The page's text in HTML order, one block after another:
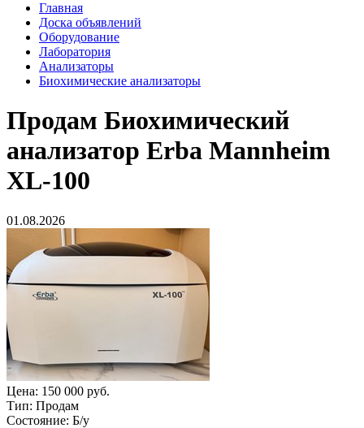
Главная
Доска объявлений
Оборудование
Лаборатория
Анализаторы
Биохимические анализаторы
Продам Биохимический
анализатор Erba Mannheim
XL-100
01.08.2026
Цена: 150 000 руб.
Тип: Продам
Состояние: Б/у